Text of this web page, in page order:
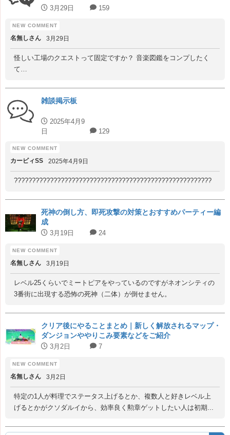
3月29日 159
名無しさん 3月29日
怪しい工場のクエストって固定ですか？ 音楽図鑑をコンプしたく
て…
雑談掲示板
2025年4月9
日
129
カービィSS 2025年4月9日
???????????????????????????????????????????????????????
死神の倒し方、即死攻撃の対策とおすすめパーティー編
成
3月19日 24
名無しさん 3月19日
レベル25くらいでミートピアをやっているのですがネオンシティの
3番街に出現する恐怖の死神（二体）が倒せません。
クリア後にやることまとめ｜新しく解放されるマップ・
ダンジョンややりこみ要素などをご紹介
3月2日 7
名無しさん 3月2日
特定の1人が料理でステータス上げるとか、複数人と好きレベル上
げるとかがクソダルイから、効率良く勲章ゲットしたい人は初期...